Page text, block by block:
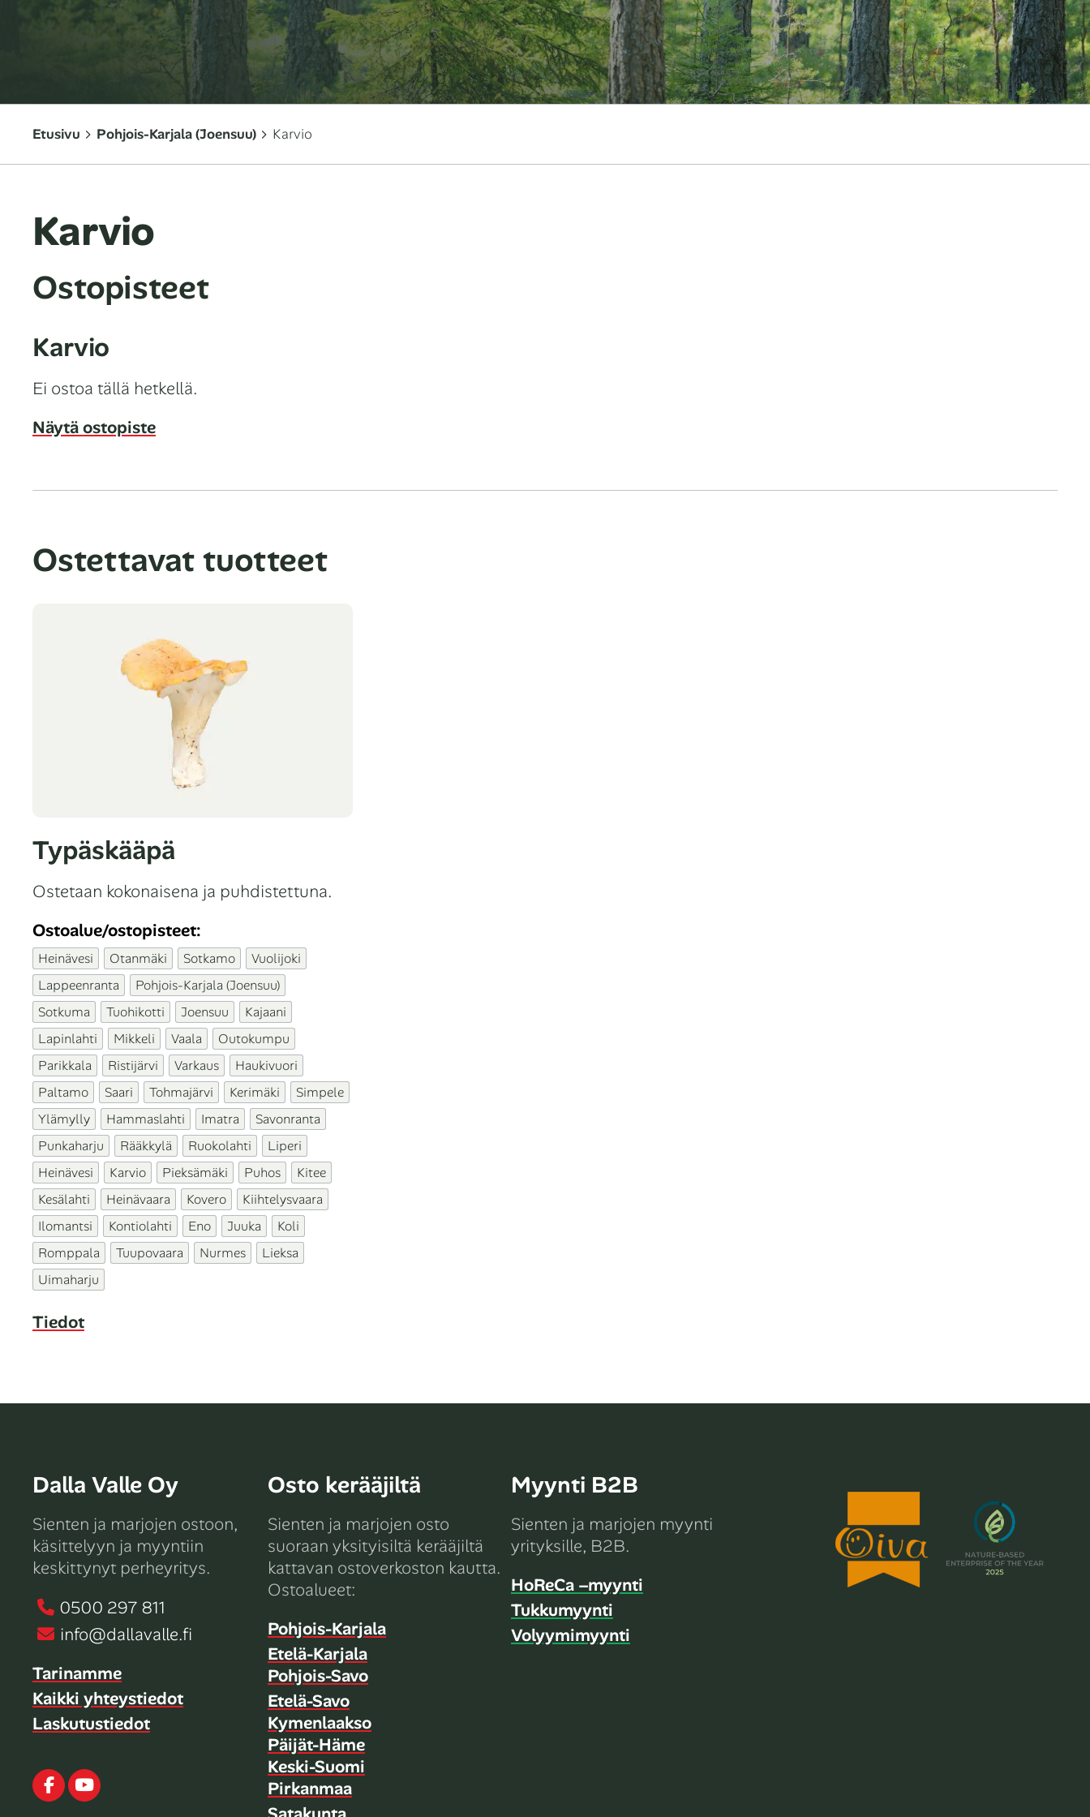
Etusivu Pohjois-Karjala (Joensuu) Karvio
Karvio
Ostopisteet
Karvio
Ei ostoa tällä hetkellä.
Näytä ostopiste
Ostettavat tuotteet
Typäskääpä
Ostetaan kokonaisena ja puhdistettuna.
Ostoalue/ostopisteet:
Heinävesi Otanmäki Sotkamo
Vuolijoki
Lappeenranta
Pohjois-Karjala (Joensuu)
Sotkuma
Tuohikotti Joensuu
Kajaani
Lapinlahti
Mikkeli Vaala
Outokumpu
Parikkala
Ristijärvi Varkaus
Haukivuori
Paltamo
Saari Tohmajärvi Kerimäki
Simpele
Ylämylly
Hammaslahti Imatra
Savonranta
Punkaharju
Rääkkylä Ruokolahti
Liperi
Heinävesi
Karvio Pieksämäki Puhos
Kitee
Kesälahti
Heinävaara Kovero
Kiihtelysvaara
Ilomantsi
Kontiolahti Eno Juuka
Koli
Romppala
Tuupovaara Nurmes
Lieksa
Uimaharju
Tiedot
Dalla Valle Oy
Sienten ja marjojen ostoon,
käsittelyyn ja myyntiin
keskittynyt perheyritys.
0500 297 811
info@dallavalle.fi
Tarinamme
Kaikki yhteystiedot
Laskutustiedot
Facebook
Youtube
Osto kerääjiltä
Sienten ja marjojen osto
suoraan yksityisiltä kerääjiltä
kattavan ostoverkoston kautta.
Ostoalueet:
Pohjois-Karjala
Etelä-Karjala
Pohjois-Savo
Etelä-Savo
Kymenlaakso
Päijät-Häme
Keski-Suomi
Pirkanmaa
Myynti B2B
Sienten ja marjojen myynti
yrityksille, B2B.
HoReCa –myynti
Tukkumyynti
Volyymimyynti